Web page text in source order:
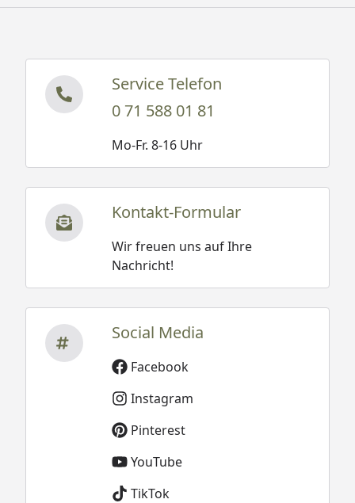
Service Telefon
0 71 588 01 81
Mo-Fr. 8-16 Uhr
Kontakt-Formular
Wir freuen uns auf Ihre
Nachricht!
Social Media
Facebook
Instagram
Pinterest
YouTube
TikTok